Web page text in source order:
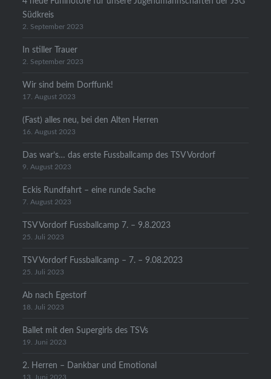
Südkreis
2. September 2023
In stiller Trauer
2. September 2023
Wir sind beim Dorffunk!
17. August 2023
(Fast) alles neu, bei den Alten Herren
16. August 2023
Das war’s… das erste Fussballcamp des TSV Vordorf
9. August 2023
Eckis Rundfahrt – eine runde Sache
7. August 2023
TSV Vordorf Fussballcamp 7. – 9.8.2023
25. Juli 2023
TSV Vordorf Fussballcamp – 7. – 9.08.2023
25. Juli 2023
Ab nach Egestorf
18. Juli 2023
Ballet mit den Supergirls des TSVs
19. Juni 2023
2. Herren – Dankbar und Emotional